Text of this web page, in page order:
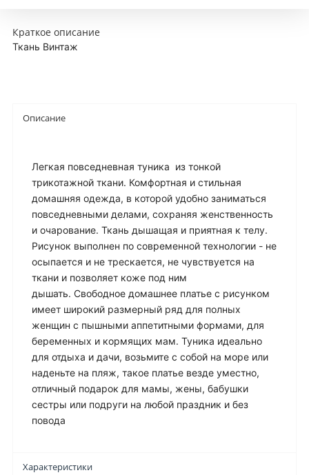
Краткое описание
Ткань Винтаж
Описание
Легкая повседневная туника из тонкой
трикотажной ткани. Комфортная и стильная
домашняя одежда, в которой удобно заниматься
повседневными делами, сохраняя женственность
и очарование. Ткань дышащая и приятная к телу.
Рисунок выполнен по современной технологии - не
осыпается и не трескается, не чувствуется на
ткани и позволяет коже под ним
дышать. Свободное домашнее платье с рисунком
имеет широкий размерный ряд для полных
женщин с пышными аппетитными формами, для
беременных и кормящих мам. Туника идеально
для отдыха и дачи, возьмите с собой на море или
наденьте на пляж, такое платье везде уместно,
отличный подарок для мамы, жены, бабушки
сестры или подруги на любой праздник и без
повода
Характеристики